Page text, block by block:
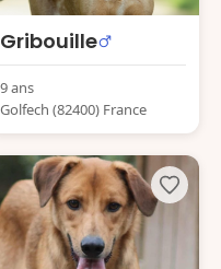
Gribouille
9 ans
Golfech (82400) France